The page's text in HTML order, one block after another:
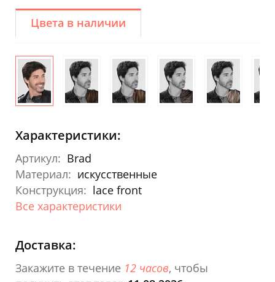
Цвета в наличии
Характеристики:
Артикул: Brad
Материал: искусственные
Конструкция: lace front
Все характеристики
Доставка:
Закажите в течение 12 часов, чтобы